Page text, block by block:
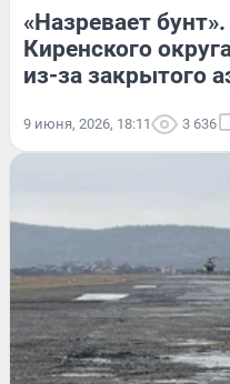
«Назревает
Киренского
из-за закрытого
9 июня, 2026, 18:11 3 636